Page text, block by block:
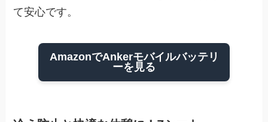
て安心です。
AmazonでAnkerモバイルバッテリ
ーを見る